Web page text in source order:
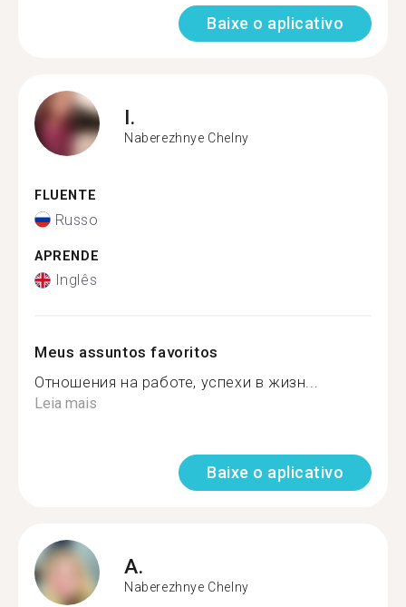
Baixe o aplicativo
I.
Naberezhnye Chelny
FLUENTE
Russo
APRENDE
Inglês
Meus assuntos favoritos
Отношения на работе, успехи в жизн...
Leia mais
Baixe o aplicativo
A.
Naberezhnye Chelny